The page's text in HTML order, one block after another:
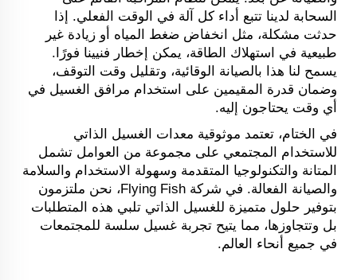
السحابة لدينا تتبع أداء كل آلة في الوقت الفعلي. إذا
حدثت مشكلة، مثل انخفاض ضغط المياه أو زيادة غير
طبيعية في استهلاك الطاقة، يمكن إخطار فنيينا فورًا.
يسمح لنا هذا بالصيانة الوقائية، وتقليل وقت التوقف،
وضمان قدرة المقيمين على استخدام مرافق الغسيل في
أي وقت يحتاجون إليه.
في الختام، تعتمد موثوقية معدات الغسيل الذاتي
للاستخدام المجتمعي على مجموعة من العوامل تشمل
المتانة والتكنولوجيا المتقدمة وسهولة الاستخدام والسلامة
والصيانة الفعالة. في شركة Flying Fish، نحن ملتزمون
بتوفير حلول متميزة للغسيل الذاتي تلبي هذه المتطلبات
بل وتتجاوزها، مما يتيح تجربة غسيل سلسة للمجتمعات
في جميع أنحاء العالم.